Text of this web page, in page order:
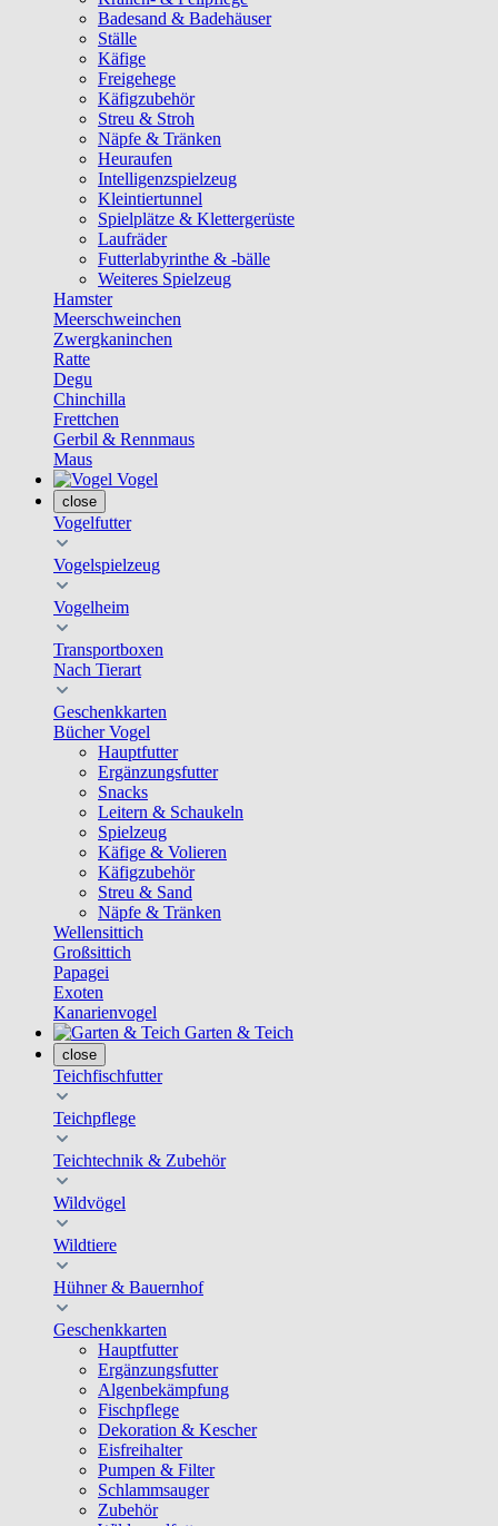
Badesand & Badehäuser
Ställe
Käfige
Freigehege
Käfigzubehör
Streu & Stroh
Näpfe & Tränken
Heuraufen
Intelligenzspielzeug
Kleintiertunnel
Spielplätze & Klettergerüste
Laufräder
Futterlabyrinthe & -bälle
Weiteres Spielzeug
Hamster
Meerschweinchen
Zwergkaninchen
Ratte
Degu
Chinchilla
Frettchen
Gerbil & Rennmaus
Maus
Vogel
close
Vogelfutter
Vogelspielzeug
Vogelheim
Transportboxen
Nach Tierart
Geschenkkarten
Bücher Vogel
Hauptfutter
Ergänzungsfutter
Snacks
Leitern & Schaukeln
Spielzeug
Käfige & Volieren
Käfigzubehör
Streu & Sand
Näpfe & Tränken
Wellensittich
Großsittich
Papagei
Exoten
Kanarienvogel
Garten & Teich
close
Teichfischfutter
Teichpflege
Teichtechnik & Zubehör
Wildvögel
Wildtiere
Hühner & Bauernhof
Geschenkkarten
Hauptfutter
Ergänzungsfutter
Algenbekämpfung
Fischpflege
Dekoration & Kescher
Eisfreihalter
Pumpen & Filter
Schlammsauger
Zubehör